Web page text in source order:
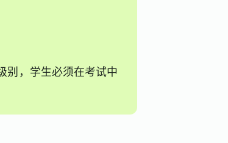
别，学生必须在考试中